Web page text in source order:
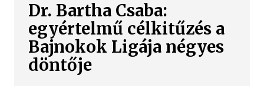
Dr. Bartha Csaba:
egyértelmű célkitűzés a
Bajnokok Ligája négyes
döntője